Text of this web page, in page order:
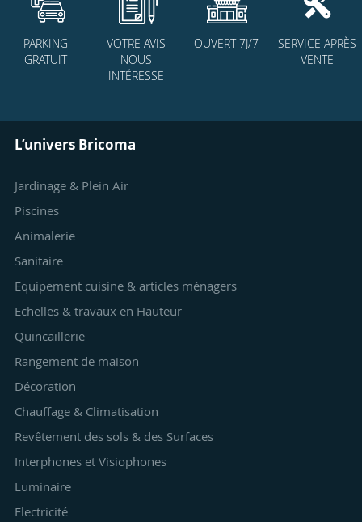
PARKING
GRATUIT
VOTRE AVIS
NOUS
INTÉRESSE
OUVERT 7J/7
SERVICE APRÈS
VENTE
L’univers Bricoma
Jardinage & Plein Air
Piscines
Animalerie
Sanitaire
Equipement cuisine & articles ménagers
Echelles & travaux en Hauteur
Quincaillerie
Rangement de maison
Décoration
Chauffage & Climatisation
Revêtement des sols & des Surfaces
Interphones et Visiophones
Luminaire
Electricité